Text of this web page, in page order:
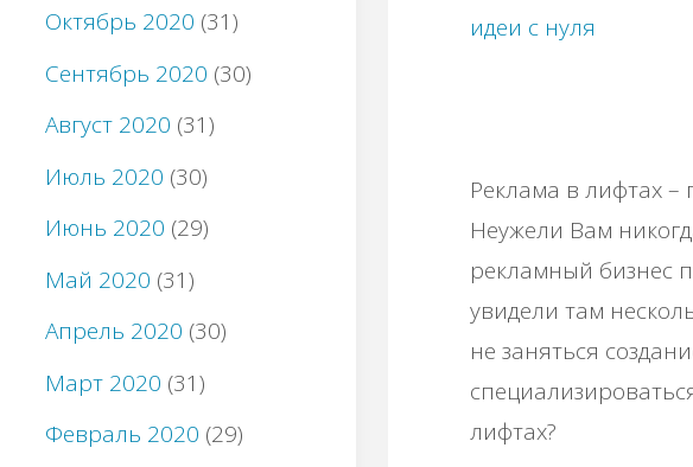
идеи с нуля
Реклама в лифтах
Неужели Вам
рекламный бизнес
увидели там
не заняться
лифтах?
Октябрь 2020 (31)
Сентябрь 2020 (30)
Август 2020 (31)
Июль 2020 (30)
Июнь 2020 (29)
Май 2020 (31)
Апрель 2020 (30)
Март 2020 (31)
Февраль 2020 (29)